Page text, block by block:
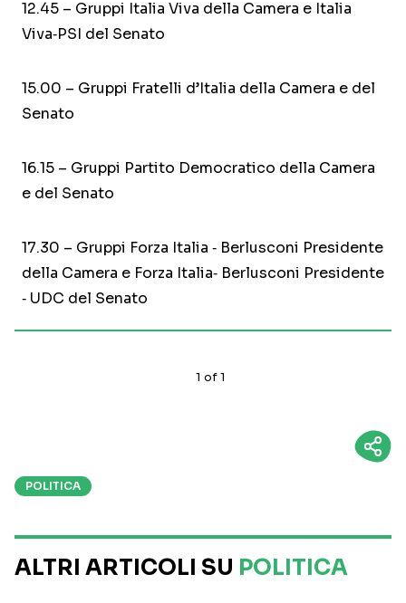
12.45 – Gruppi Italia Viva della Camera e Italia
Viva‐PSI del Senato
15.00 – Gruppi Fratelli d’Italia della Camera e del
Senato
16.15 – Gruppi Partito Democratico della Camera
e del Senato
17.30 – Gruppi Forza Italia ‐ Berlusconi Presidente
della Camera e Forza Italia‐ Berlusconi Presidente
‐ UDC del Senato
1 of1
POLITICA
ALTRI ARTICOLI SU POLITICA